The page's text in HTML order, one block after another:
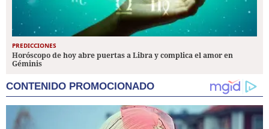
PREDICCIONES
Horóscopo de hoy abre puertas a Libra y complica el amor en
Géminis
CONTENIDO PROMOCIONADO